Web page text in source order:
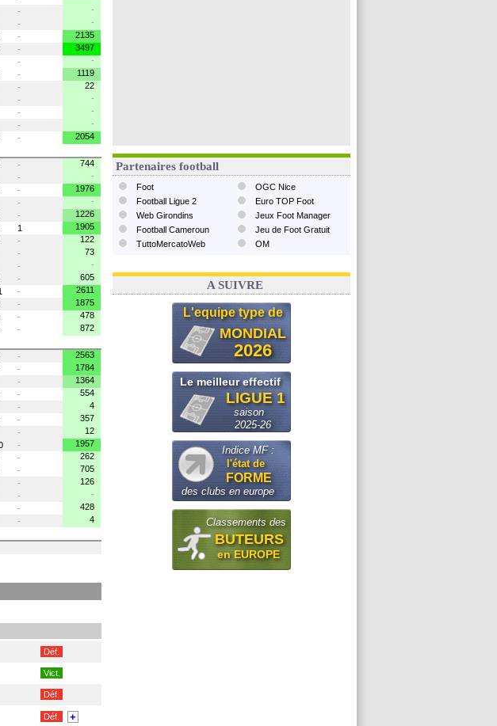
-
-
-
-
-
2135
-
3497
-
-
-
1119
-
22
-
-
-
-
-
-
-
2054
-
744
-
-
-
1976
-
-
-
1226
1
1905
-
122
-
73
-
-
-
605
-
2611
-
1875
-
478
-
872
-
2563
-
1784
-
1364
-
554
-
4
-
357
-
12
-
1957
-
262
-
705
-
126
-
-
-
428
-
4
Déf.
Vict.
Déf.
Déf. +
Partenaires football
Foot
Football Ligue 2
Web Girondins
Football Cameroun
TuttoMercatoWeb
OGC Nice
Euro TOP Foot
Jeux Foot Manager
Jeu de Foot Gratuit
OM
A SUIVRE
L'equipe type de
MONDIAL
2026
Le meilleur effectif
LIGUE 1
saison
2025-26
Indice MF :
l'état de
FORME
des clubs en europe
Classements des
BUTEURS
en EUROPE